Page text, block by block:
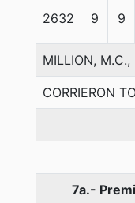
2632 9 9
MILLION,
CORRIERON
7a.-